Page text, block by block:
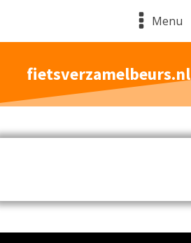
Menu
fietsverzamelbeurs.nl